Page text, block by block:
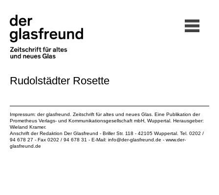
Rudolstädter Rosette
Impressum: der glasfreund. Zeitschrift für altes und neues Glas. Eine Publikation der
Prometheus Verlags- und Kommunikationsgesellschaft mbH , Wuppertal. Herausgeber:
Wieland Kramer.
Anschrift der Redaktion Der Glasfreund - Briller Str. 118 - 42105 Wuppertal. Tel. 0202 /
94 678 27 - Fax 0202 / 94 678 31 - E-Mail: info@der-glasfreund.de - www.der-
glasfreund.de